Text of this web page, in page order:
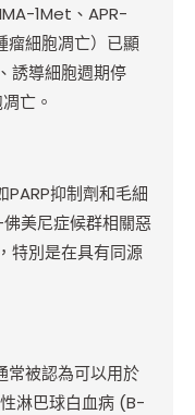
1Met、APR-
瘤細胞凋亡）已顯
誘導細胞週期停
亡。
抑制劑和毛細
美尼症候群相關惡
特別是在具有同源
常被認為可以用於
淋巴球白血病 (B-